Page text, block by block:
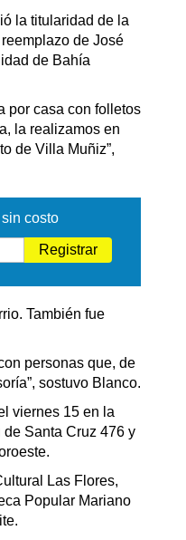
la titularidad de la
de José
de Bahía
por casa con folletos
la realizamos en
de Villa Muñiz”,
sin costo
Registrar
También fue
personas que, de
sostuvo Blanco.
viernes 15 en la
Santa Cruz 476 y
Las Flores,
Popular Mariano